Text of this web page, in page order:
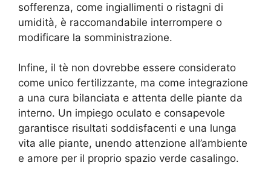
sofferenza, come ingiallimenti o ristagni di
umidità, è raccomandabile interrompere o
modificare la somministrazione.
Infine, il tè non dovrebbe essere considerato
come unico fertilizzante, ma come integrazione
a una cura bilanciata e attenta delle piante da
interno. Un impiego oculato e consapevole
garantisce risultati soddisfacenti e una lunga
vita alle piante, unendo attenzione all’ambiente
e amore per il proprio spazio verde casalingo.